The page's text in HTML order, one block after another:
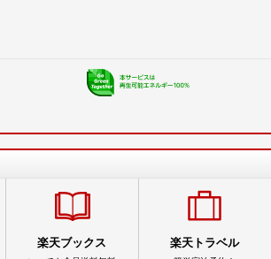
楽天ブックス 楽天トラベル